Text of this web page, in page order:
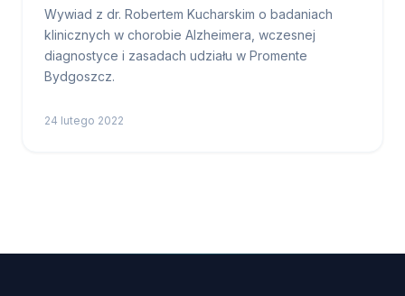
Wywiad z dr. Robertem Kucharskim o badaniach
klinicznych w chorobie Alzheimera, wczesnej
diagnostyce i zasadach udziału w Promente
Bydgoszcz.
24 lutego 2022